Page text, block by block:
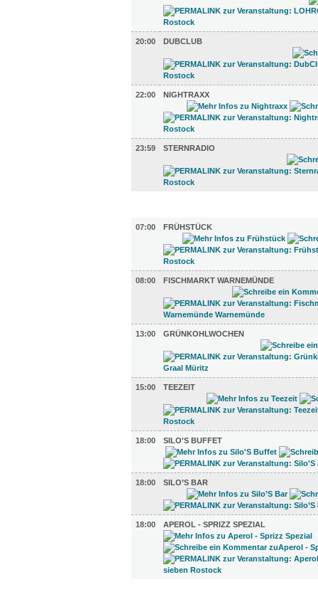
20:00 DUBCLUB
22:00 NIGHTRAXX
23:59 STERNRADIO
07:00
FRÜHSTÜCK
08:00 FISCHMARKT WARNEMÜNDE
13:00 GRÜNKOHLWOCHEN
15:00 TEEZEIT
18:00 SILO'S BUFFET
18:00 SILO’S BAR
18:00 APEROL - SPRIZZ SPEZIAL